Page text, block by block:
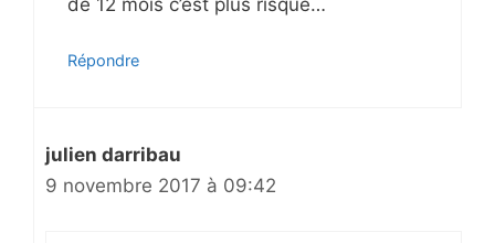
Répondre
julien darribau
9 novembre 2017 à 09:42